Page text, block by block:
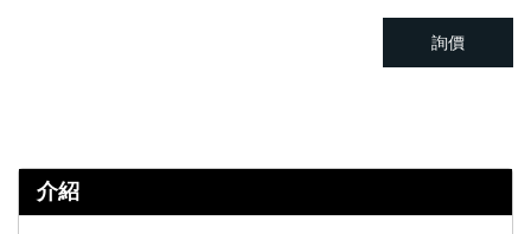
詢價
介紹